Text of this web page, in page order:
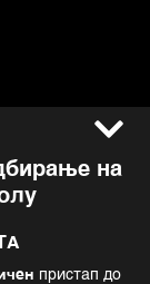
на
пристап до